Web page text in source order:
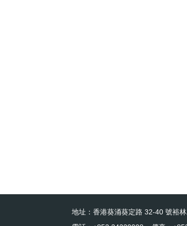
地址：香港葵涌葵定路 32-40 號裕